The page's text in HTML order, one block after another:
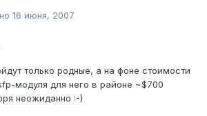
16 июня, 2007
только родные, а на фоне стоимости
модуля для него в районе ~$700
неожиданно :-)